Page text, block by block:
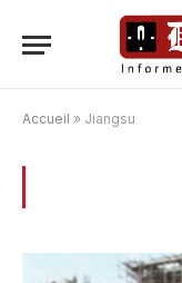
Accueil » Jiangsu